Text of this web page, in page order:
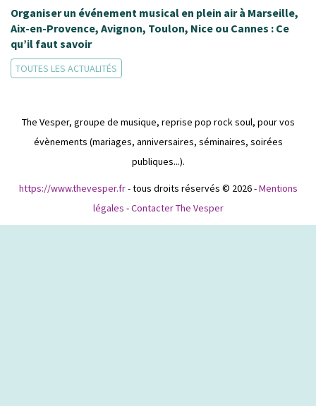
Organiser un événement musical en plein air à Marseille,
Aix-en-Provence, Avignon, Toulon, Nice ou Cannes : Ce
qu’il faut savoir
TOUTES LES ACTUALITÉS
The Vesper, groupe de musique, reprise pop rock soul, pour vos
évènements (mariages, anniversaires, séminaires, soirées
publiques...).
https://www.thevesper.fr- tous droits réservés © 2026 -Mentions
légales -Contacter The Vesper